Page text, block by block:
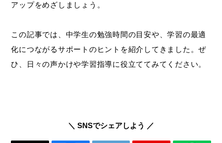
アップをめざしましょう。
この記事では、中学生の勉強時間の目安や、学習の最適
化につながるサポートのヒントを紹介してきました。ぜ
ひ、日々の声かけや学習指導に役立ててみてください。
＼ SNSでシェアしよう ／